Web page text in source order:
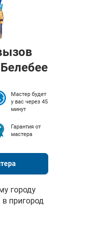
Мастер будет
у вас через 45
минут
Гарантия от
мастера
городу
пригород